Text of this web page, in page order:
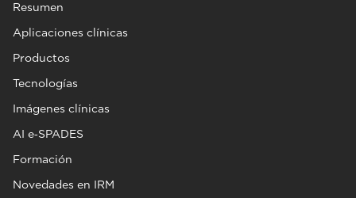
Resumen
Aplicaciones clínicas
Productos
Tecnologías
Imágenes clínicas
AI e‑SPADES
Formación
Novedades en IRM